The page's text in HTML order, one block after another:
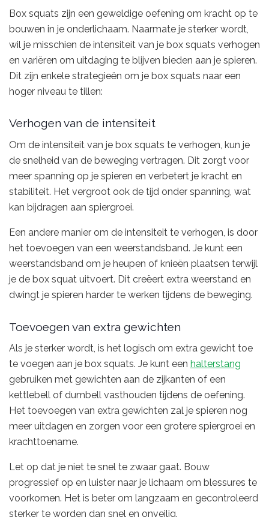
Box squats zijn een geweldige oefening om kracht op te
bouwen in je onderlichaam. Naarmate je sterker wordt,
wil je misschien de intensiteit van je box squats verhogen
en variëren om uitdaging te blijven bieden aan je spieren.
Dit zijn enkele strategieën om je box squats naar een
hoger niveau te tillen:
Verhogen van de intensiteit
Om de intensiteit van je box squats te verhogen, kun je
de snelheid van de beweging vertragen. Dit zorgt voor
meer spanning op je spieren en verbetert je kracht en
stabiliteit. Het vergroot ook de tijd onder spanning, wat
kan bijdragen aan spiergroei.
Een andere manier om de intensiteit te verhogen, is door
het toevoegen van een weerstandsband. Je kunt een
weerstandsband om je heupen of knieën plaatsen terwijl
je de box squat uitvoert. Dit creëert extra weerstand en
dwingt je spieren harder te werken tijdens de beweging.
Toevoegen van extra gewichten
Als je sterker wordt, is het logisch om extra gewicht toe
te voegen aan je box squats. Je kunt een halterstang
gebruiken met gewichten aan de zijkanten of een
kettlebell of dumbell vasthouden tijdens de oefening.
Het toevoegen van extra gewichten zal je spieren nog
meer uitdagen en zorgen voor een grotere spiergroei en
krachttoename.
Let op dat je niet te snel te zwaar gaat. Bouw
progressief op en luister naar je lichaam om blessures te
voorkomen. Het is beter om langzaam en gecontroleerd
sterker te worden dan snel en onveilig.